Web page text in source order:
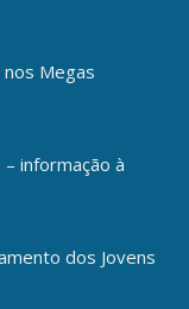
Megas
informação à
dos Jovens